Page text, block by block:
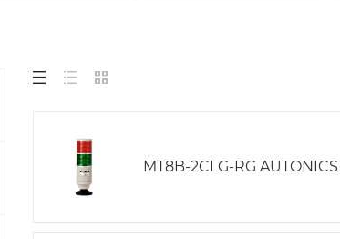
MT8B-2CLG-RG